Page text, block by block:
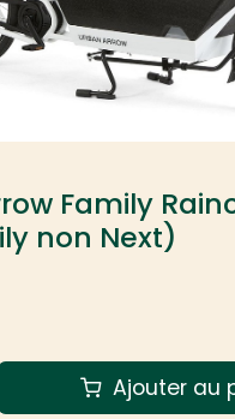
Family
non Next)
Ajouter au